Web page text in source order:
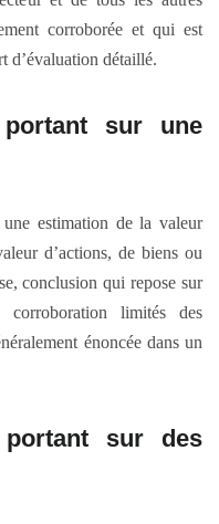
corroborée et qui est
d’évaluation détaillé.
portant sur une
estimation de la valeur
d’actions, de biens ou
conclusion qui repose sur
limités des
énoncée dans un
portant sur des